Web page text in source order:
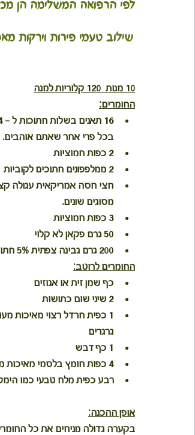
לפי הרפואה המשלימה הן
שילוב טעמי פירות וירקות
10 מנות  120 קלוריות למנה
החומרים:
בכל פרי אחר שאתם אוהבים.
2 כפות חמוציות
2 ממלפפונים חתוכים לקוביות
חצי חסה אמריקאית עגולה
מסוגים שונים.
3 כפות חמוציות
50 גרם פקאן לא קלוי
200 גרם גבינה צפתית 5% חתוכה לקוביות
החומרים לרוטב:
כף שמן זית או אגוזים
2 שיני שום כתושות
1 כפית חרדל רצוי מאיכות
גרגרים
1 כף דבש
4 כפות חומץ בלסמי מאיכות מעולה
רבע כפית מלח טבעי כמו
אופן ההכנה:
בקערה גדולה מניחים את כל